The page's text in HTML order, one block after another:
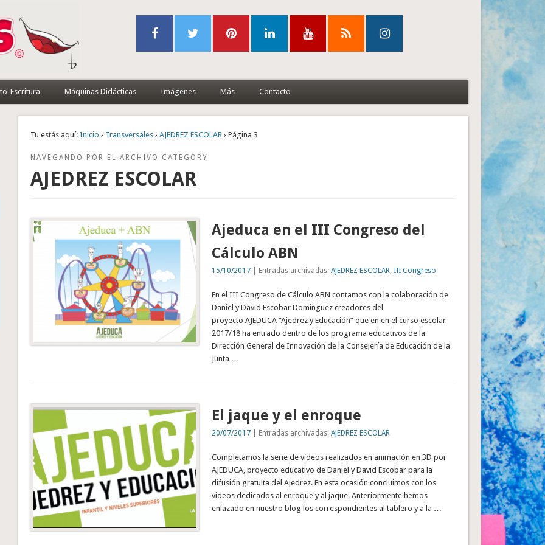
Escritura Máquinas Didácticas Imágenes Más Contacto
Tu estás aquí: Inicio › Transversales ›AJEDREZ ESCOLAR › Página 3
NAVEGANDO POR EL ARCHIVO CATEGORY
AJEDREZ ESCOLAR
Ajeduca en el III Congreso del
Cálculo ABN
15/10/2017| Entradas archivadas: AJEDREZ ESCOLAR III Congreso
En el III Congreso de Cálculo ABN contamos con la colaboración de
Daniel y David Escobar Dominguez creadores del
proyecto AJEDUCA “Ajedrez y Educación” que en en el curso escolar
2017/18 ha entrado dentro de los programa educativos de la
Dirección General de Innovación de la Consejería de Educación de la
Junta …
El jaque y el enroque
20/07/2017| Entradas archivadas: AJEDREZ ESCOLAR
Completamos la serie de vídeos realizados en animación en 3D por
AJEDUCA, proyecto educativo de Daniel y David Escobar para la
difusión gratuita del Ajedrez. En esta ocasión concluimos con los
videos dedicados al enroque y al jaque. Anteriormente hemos
enlazado en nuestro blog los correspondientes al tablero y a la …